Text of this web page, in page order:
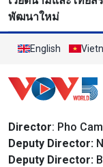
พัฒนาใหม่
English
Director: Pho
Deputy Director:
Deputy Director: